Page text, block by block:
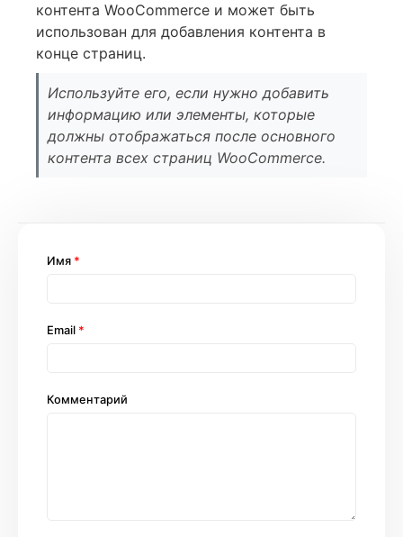
контента WooCommerce и может быть
использован для добавления контента в
конце страниц.
Используйте его, если нужно добавить
информацию или элементы, которые
должны отображаться после основного
контента всех страниц WooCommerce.
Комментарий
Имя *
Email *